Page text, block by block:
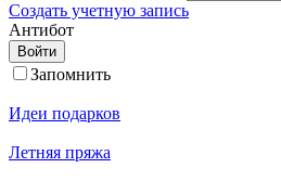
Создать учетную запись
Антибот
Войти
Запомнить
Идеи подарков
Летняя пряжа